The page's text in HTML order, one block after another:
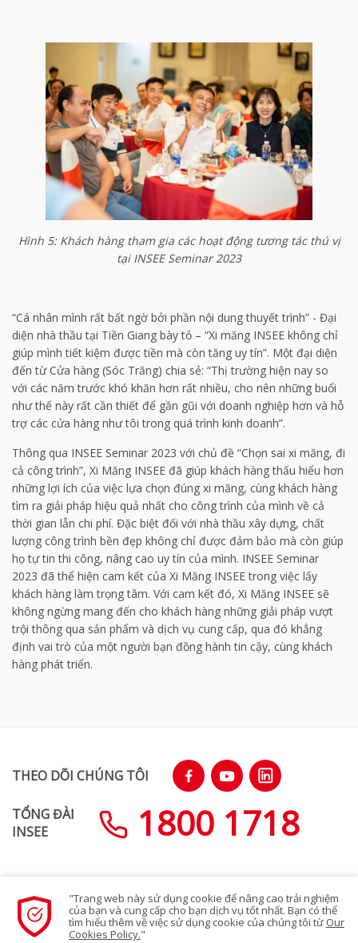
Hình 5: Khách hàng tham gia các hoạt động tương tác thú vị
tại INSEE Seminar 2023
“Cá nhân mình rất bất ngờ bởi phần nội dung thuyết trình” - Đại
diện nhà thầu tại Tiền Giang bày tỏ – “Xi măng INSEE không chỉ
giúp mình tiết kiệm được tiền mà còn tăng uy tín”. Một đại diện
đến từ Cửa hàng (Sóc Trăng) chia sẻ: “Thị trường hiện nay so
với các năm trước khó khăn hơn rất nhiều, cho nên những buổi
như thế này rất cần thiết để gần gũi với doanh nghiệp hơn và hỗ
trợ các cửa hàng như tôi trong quá trình kinh doanh”.
Thông qua INSEE Seminar 2023 với chủ đề “Chọn sai xi măng, đi
cả công trình”, Xi Măng INSEE đã giúp khách hàng thấu hiểu hơn
những lợi ích của việc lựa chọn đúng xi măng, cùng khách hàng
tìm ra giải pháp hiệu quả nhất cho công trình của mình về cả
thời gian lẫn chi phí. Đặc biệt đối với nhà thầu xây dựng, chất
lượng công trình bền đẹp không chỉ được đảm bảo mà còn giúp
họ tự tin thi công, nâng cao uy tín của mình. INSEE Seminar
2023 đã thể hiện cam kết của Xi Măng INSEE trong việc lấy
khách hàng làm trọng tâm. Với cam kết đó, Xi Măng INSEE sẽ
không ngừng mang đến cho khách hàng những giải pháp vượt
trội thông qua sản phẩm và dịch vụ cung cấp, qua đó khẳng
định vai trò của một người bạn đồng hành tin cậy, cùng khách
hàng phát triển.
THEO DÕI CHÚNG TÔI
TỔNG ĐÀI
INSEE
1800 1718
SƠ ĐỒ TRANG WEB
"Trang web này sử dụng cookie để nâng cao trải nghiệm
của bạn và cung cấp cho bạn dịch vụ tốt nhất. Bạn có thể
tìm hiểu thêm về việc sử dụng cookie của chúng tôi từ Our
Cookies Policy."